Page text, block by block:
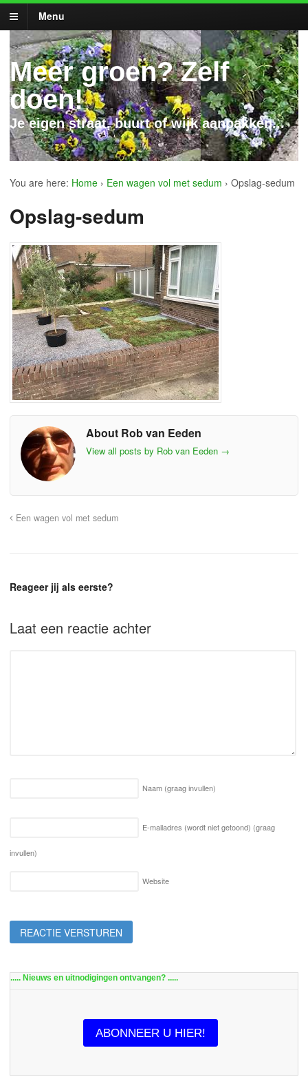
Menu
Meer groen? Zelf
doen!
Je eigen straat, buurt of wijk aanpakken...
You are here: Home › Een wagen vol met sedum › Opslag-sedum
Opslag-sedum
About Rob van Eeden
View all posts by Rob van Eeden →
Een wagen vol met sedum
Reageer jij als eerste?
Laat een reactie achter
Naam (graag invullen)
E-mailadres (wordt niet getoond) (graag
invullen)
Website
..... Nieuws en uitnodigingen ontvangen? .....
ABONNEER U HIER!